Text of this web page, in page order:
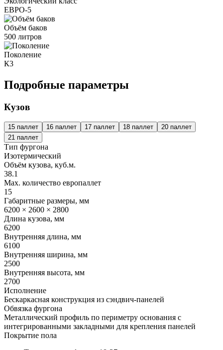
ЕВРО-5
Объём баков
500 литров
Поколение
К3
Подробные параметры
Кузов
15 паллет 16 паллет 17 паллет 18 паллет
20 паллет
21 паллет
Тип фургона
Изотермический
Объём кузова, куб.м.
38.1
Max. количество европаллет
15
Габаритные размеры, мм
6200 × 2600 × 2800
Длина кузова, мм
6200
Внутренняя длина, мм
6100
Внутренняя ширина, мм
2500
Внутренняя высота, мм
2700
Исполнение
Бескаркасная конструкция из сэндвич-панелей
Обвязка фургона
Металлический профиль по периметру основания с
интегрированными закладными для крепления панелей
Покрытие пола